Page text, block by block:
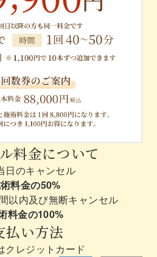
料金について
日のキャンセル
料金の50%
以内及び無断キャンセル
料金の100%
払い方法
クレジットカード